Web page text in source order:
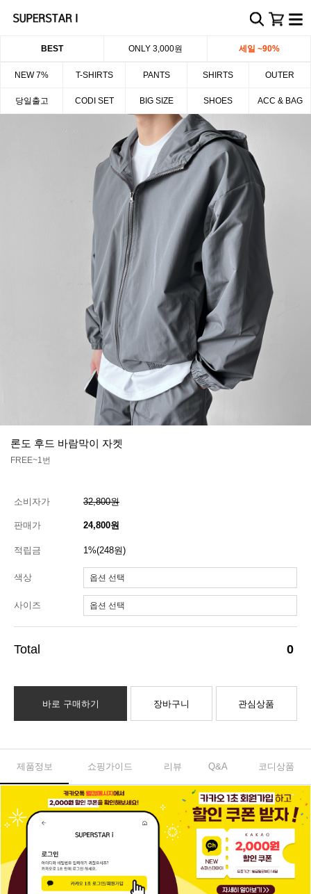
BEST ONLY 3,000원 세일 ~90%
NEW 7% T-SHIRTS PANTS SHIRTS OUTER
당일출고 CODI SET BIG SIZE SHOES ACC & BAG
론도 후드 바람막이 자켓
FREE~1번
소비자가 32,800원
판매가 24,800원
적립금 1%(248원)
색상
사이즈
0
바로 구매하기 장바구니 관심상품
제품정보 쇼핑가이드 리뷰 Q&A 코디상품